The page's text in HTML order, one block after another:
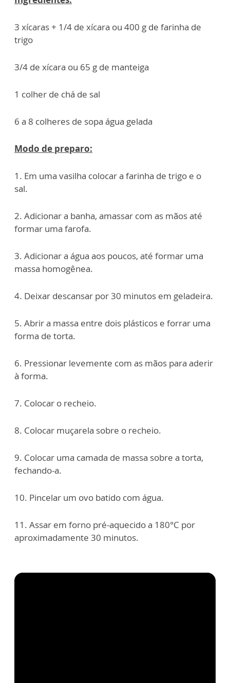
3 xícaras + 1/4 de xícara ou 400 g de farinha de
trigo
3/4 de xícara ou 65 g de manteiga
1 colher de chá de sal
6 a 8 colheres de sopa água gelada
Modo de preparo:
1. Em uma vasilha colocar a farinha de trigo e o
sal.
2. Adicionar a banha, amassar com as mãos até
formar uma farofa.
3. Adicionar a água aos poucos, até formar uma
massa homogênea.
4. Deixar descansar por 30 minutos em geladeira.
5. Abrir a massa entre dois plásticos e forrar uma
forma de torta.
6. Pressionar levemente com as mãos para aderir
à forma.
7. Colocar o recheio.
8. Colocar muçarela sobre o recheio.
9. Colocar uma camada de massa sobre a torta,
fechando-a.
10. Pincelar um ovo batido com água.
11. Assar em forno pré-aquecido a 180°C por
aproximadamente 30 minutos.